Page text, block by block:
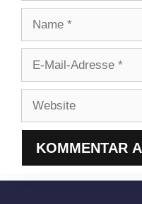
Adresse